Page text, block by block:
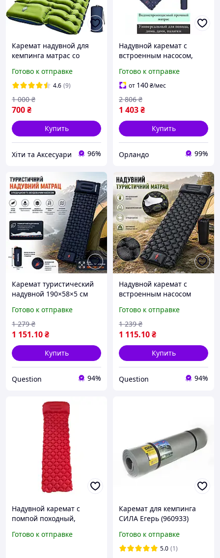
Каремат надувной для
кемпинга матрас со
Готово к отправке
4.6 (9)
700₴
1 000 ₴
Купить
Хіти та Аксесуари 96%
Надувной каремат с
встроенным насосом,
190x58x5см, OLN
Готово к отправке
от 140₴/мес
1 403₴
2 806 ₴
Купить
Орландо 99%
Каремат туристический
надувной 190×58×5 см
кемпинга и походов,
надувной коврик с
подушкой
Готово к отправке
1 151.10₴
1 279 ₴
Купить
Question 94%
Надувной каремат с
встроенным насосом
туристический матрас с
подушкой,
водонепроницаемый
коврик для кемпинга
Готово к отправке
1 115.10₴
1 239 ₴
Купить
Question 94%
Надувной каремат с
помпой походный,
кемпинга (красный)
Готово к отправке
Каремат для кемпинга
СИЛА Егерь (960933)
Готово к отправке
5.0 (1)